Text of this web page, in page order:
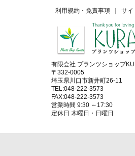
サイ
利用規約・免責事項
有限会社 プランツショップ
〒332-0005
埼玉県川口市新井町26-11
TEL:048-222-3573
FAX:048-222-3573
営業時間 9:30 ～17:30
定休日 木曜日・日曜日